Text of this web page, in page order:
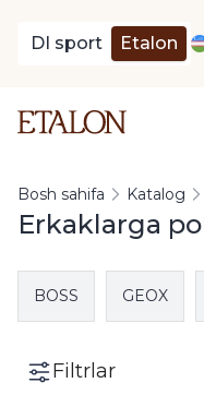
DI sport Etalon
Bosh sahifa Katalog
Erkaklarga
BOSS GEOX
Filtrlar